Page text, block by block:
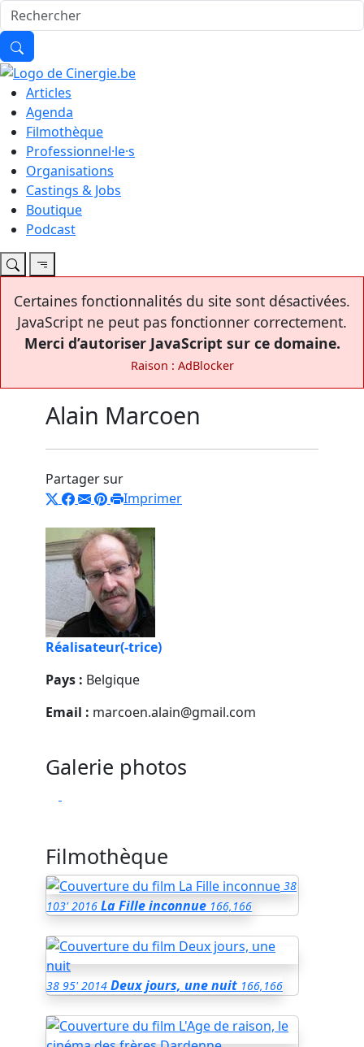
Articles
Agenda
Filmothèque
Professionnel·le·s
Organisations
Castings & Jobs
Boutique
Podcast
Certaines fonctionnalités du site sont désactivées.
JavaScript ne peut pas fonctionner correctement.
Merci d’autoriser JavaScript sur ce domaine.
Raison : AdBlocker
Alain Marcoen
Partager sur
Imprimer
Réalisateur(-trice)
Pays : Belgique
Email : marcoen.alain@gmail.com
Galerie photos
Filmothèque
38
103' 2016 La Fille inconnue 166,166
38 95' 2014 Deux jours, une nuit 166,166